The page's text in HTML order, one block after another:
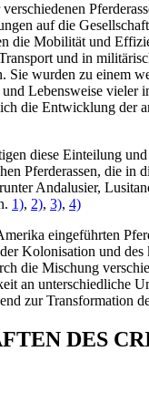
auf die
die Mobilität und
und in
Sie wurden zu einem
Lebensweise vieler
die Entwicklung der
diese Einteilung
Pferderassen, die in
Andalusier,
1), 2), 3), 4)
eingeführten
Kolonisation und des
die Mischung
an unterschiedliche
zur Transformation
DES